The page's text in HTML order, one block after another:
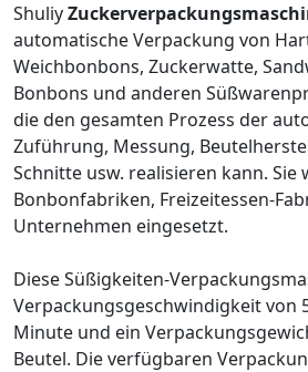
Shuliy
automatische Verpackung von
Weichbonbons, Zuckerwatte,
Bonbons und anderen
die den gesamten Prozess der
Zuführung, Messung,
Schnitte usw. realisieren kann. Sie
Bonbonfabriken, Freizeitessen-
Unternehmen eingesetzt.
Diese Süßigkeiten-
Verpackungsgeschwindigkeit von
Minute und ein
Beutel. Die verfügbaren